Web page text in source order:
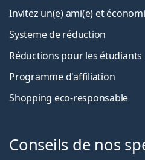
Invitez un(e) ami(e) et
Systeme de réduction
Réductions pour les étudiants
Programme d'affiliation
Shopping eco-responsable
Conseils de nos